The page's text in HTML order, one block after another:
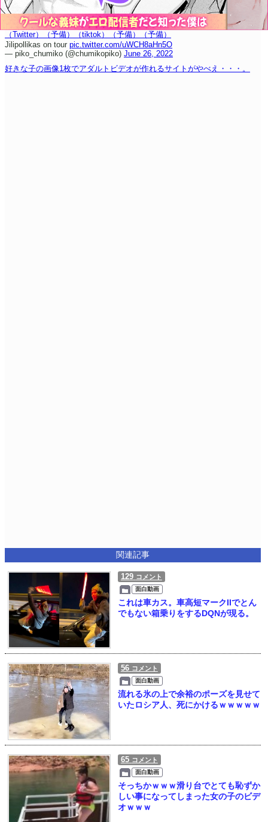
（Twitter） （予備） （tiktok） （予備）
（予備）
Jilipollikas on tour pic.twitter.com/uWCH8aHn5O
— piko_chumiko (@chumikopiko) June 26, 2022
好きな子の画像1枚でアダルトビデオが作れるサイトがやべえ・・・。
関連記事
129 コメント
面白動画
これは車カス。車高短マークIIでとん
でもない箱乗りをするDQNが現る。
56 コメント
面白動画
流れる氷の上で余裕のポーズを見せて
いたロシア人、死にかけるｗｗｗｗｗ
65 コメント
面白動画
そっちかｗｗｗ滑り台でとても恥ずか
しい事になってしまった女の子のビデ
オｗｗｗ